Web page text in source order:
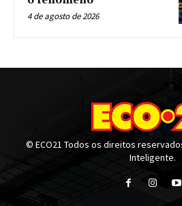
4 de agosto de 2026
© ECO21 Todos os direitos
Inteligente.